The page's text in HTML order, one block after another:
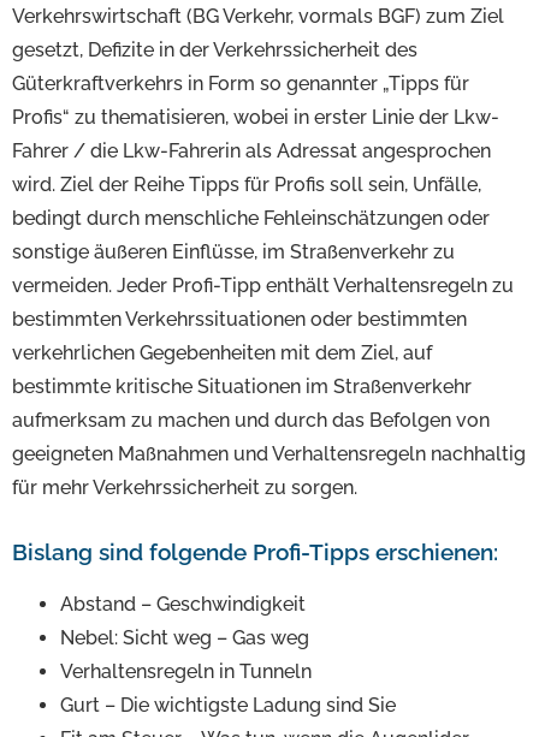
Verkehrswirtschaft (BG Verkehr, vormals BGF) zum Ziel
gesetzt, Defizite in der Verkehrssicherheit des
Güterkraftverkehrs in Form so genannter „Tipps für
Profis“ zu thematisieren, wobei in erster Linie der Lkw-
Fahrer / die Lkw-Fahrerin als Adressat angesprochen
wird. Ziel der Reihe Tipps für Profis soll sein, Unfälle,
bedingt durch menschliche Fehleinschätzungen oder
sonstige äußeren Einflüsse, im Straßenverkehr zu
vermeiden. Jeder Profi-Tipp enthält Verhaltensregeln zu
bestimmten Verkehrssituationen oder bestimmten
verkehrlichen Gegebenheiten mit dem Ziel, auf
bestimmte kritische Situationen im Straßenverkehr
aufmerksam zu machen und durch das Befolgen von
geeigneten Maßnahmen und Verhaltensregeln nachhaltig
für mehr Verkehrssicherheit zu sorgen.
Bislang sind folgende Profi-Tipps erschienen:
Abstand – Geschwindigkeit
Nebel: Sicht weg – Gas weg
Verhaltensregeln in Tunneln
Gurt – Die wichtigste Ladung sind Sie